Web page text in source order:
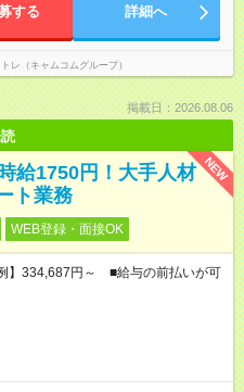
する 詳細へ
レ（キャムコムグループ）
掲載日：2026.08.06
NEW
給1750円！大手人材
ト業務
WEB登録・面接OK
】334,687円～ ■給与の前払いが可